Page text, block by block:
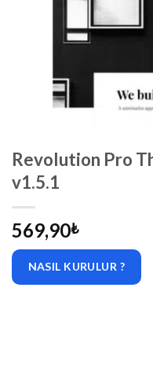
Revolution Pro
v1.5.1
569,90₺
NASIL KURULUR ?